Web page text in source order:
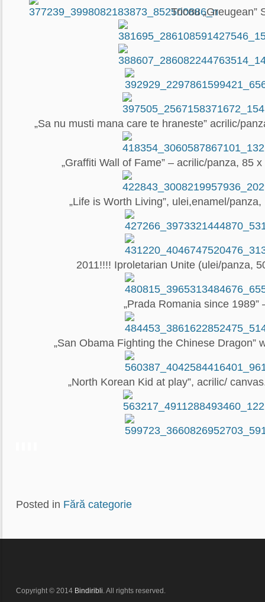
Tricou „Greugean”
„Sa nu musti mana care te hraneste” acrilic/
„Graffiti Wall of Fame” – acrilic/panza, 85
„Life is Worth Living”, ulei,enamel/
2011!!!! Iproletarian Unite (ulei/panza,
„Prada Romania since 1989”
„San Obama Fighting the Chinese Dragon”
„North Korean Kid at play”, acrilic/
Posted in Fără categorie
Copyright © 2014 Bindiribli. All rights reserved.